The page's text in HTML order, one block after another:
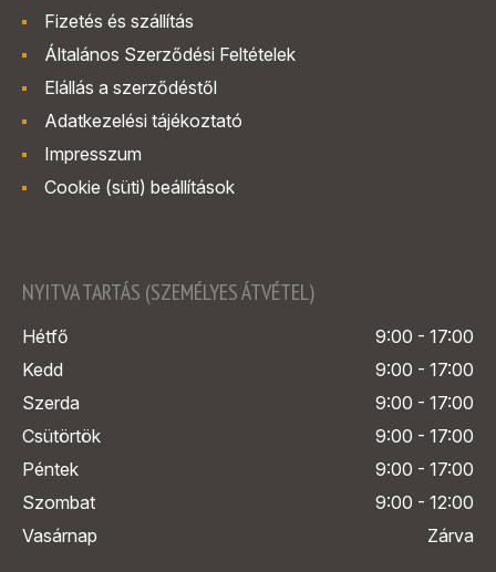
Fizetés és szállítás
Általános Szerződési Feltételek
Elállás a szerződéstől
Adatkezelési tájékoztató
Impresszum
Cookie (süti) beállítások
NYITVA TARTÁS (SZEMÉLYES ÁTVÉTEL)
Hétfő
9:00 - 17:00
Kedd
9:00 - 17:00
Szerda
9:00 - 17:00
Csütörtök
9:00 - 17:00
Péntek
9:00 - 17:00
Szombat
9:00 - 12:00
Vasárnap
Zárva